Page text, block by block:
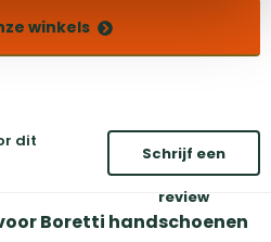
winkels
dit
Schrijf een
review
Boretti handschoenen